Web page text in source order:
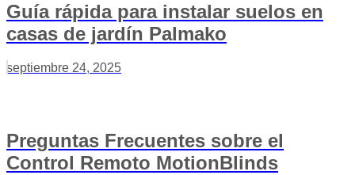
Guía rápida para instalar suelos en
casas de jardín Palmako
septiembre 24, 2025
Preguntas Frecuentes sobre el
Control Remoto MotionBlinds